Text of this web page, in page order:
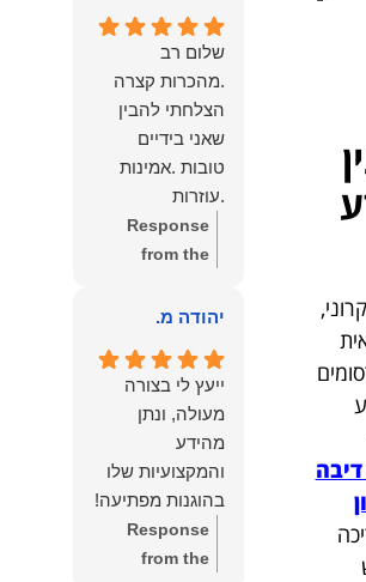
שמחפש עורך דין
מקצועי, אמין
ומסור.
שלום רב
.מהכרות קצרה
הצלחתי להבין
שאני בידיים
טובות .אמינות
.עוזרות
.ומקשיבות .אין לי
מילים להודות
העוצמות
.והצגת אמת
.תודה לכם תמיד
תשאירו לי אור
בעניים .
Response
from the
רבה על המילים
והחמות! כיף
גדול לשמוע
שהרגשת בידיים
טובות. בשביל
הצוות שלנו זה
שווה את הכל.
נשמח תמיד
לעמוד לרשותך!
יהודה מ.
ייעץ לי בצורה
מעולה, ונתן
מהידע
והמקצועיות שלו
בהוגנות מפתיעה!
Response
from the